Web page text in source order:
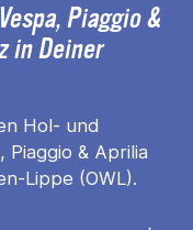
Piaggio &
in Deiner
Hol- und
Piaggio & Aprilia
Lippe (OWL).